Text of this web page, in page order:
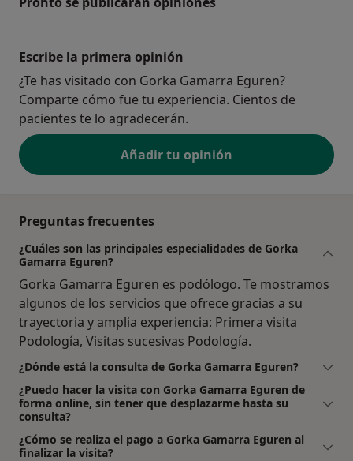
Escribe la primera opinión
¿Te has visitado con Gorka Gamarra Eguren?
Comparte cómo fue tu experiencia. Cientos de
pacientes te lo agradecerán.
Añadir tu opinión
Preguntas frecuentes
¿Cuáles son las principales especialidades de Gorka
Gamarra Eguren?
Gorka Gamarra Eguren es podólogo. Te mostramos
algunos de los servicios que ofrece gracias a su
trayectoria y amplia experiencia: Primera visita
Podología, Visitas sucesivas Podología.
¿Dónde está la consulta de Gorka Gamarra Eguren?
¿Puedo hacer la visita con Gorka Gamarra Eguren de
forma online, sin tener que desplazarme hasta su
consulta?
¿Cómo se realiza el pago a Gorka Gamarra Eguren al
finalizar la visita?